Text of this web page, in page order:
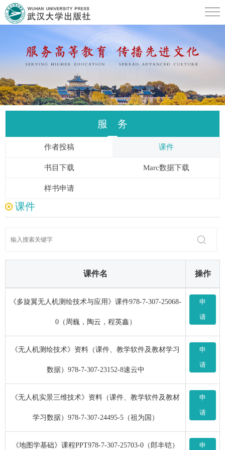
服 务
作者投稿 课件
书目下载 Marc数据下载
样书申请
课件
课件名 操作
《多旋翼无人机测绘技术与应用》课件978-7-307-25068-
0（周巍，陶云，程英鑫）
申
请
《无人机测绘技术》资料（课件、教学软件及教材学习
数据）978-7-307-23152-8速云中
申
请
《无人机实景三维技术》资料（课件、教学软件及教材
学习数据）978-7-307-24495-5（祖为国）
申
请
《地图学基础》课程PPT978-7-307-25703-0（郎丰铠）
申